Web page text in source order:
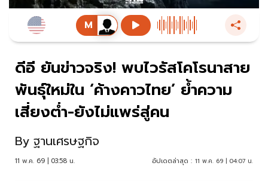
ดีอี ยันข่าวจริง! พบไวรัสโคโรนาสาย
พันธุ์ใหม่ใน ‘ค้างคาวไทย’ ย้ำความ
เสี่ยงต่ำ-ยังไม่แพร่สู่คน
By ฐานเศรษฐกิจ
11 พ.ค. 69 | 03:58 น. อัปเดตล่าสุด : 11 พ.ค. 69 | 04:07 น.